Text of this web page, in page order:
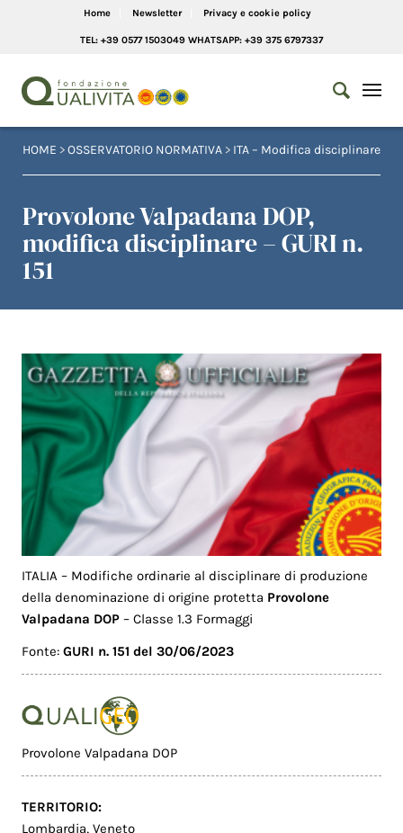
Home Newsletter Privacy e cookie policy
TEL: +39 0577 1503049 WHATSAPP: +39 375 6797337
HOME >OSSERVATORIO NORMATIVA > ITA – Modifica disciplinare
Provolone Valpadana DOP,
modifica disciplinare – GURI n.
151
ITALIA – Modifiche ordinarie al disciplinare di produzione
della denominazione di origine protetta Provolone
Valpadana DOP – Classe 1.3 Formaggi
Fonte:GURI n. 151 del 30/06/2023
Provolone Valpadana DOP
TERRITORIO:
Lombardia,Veneto